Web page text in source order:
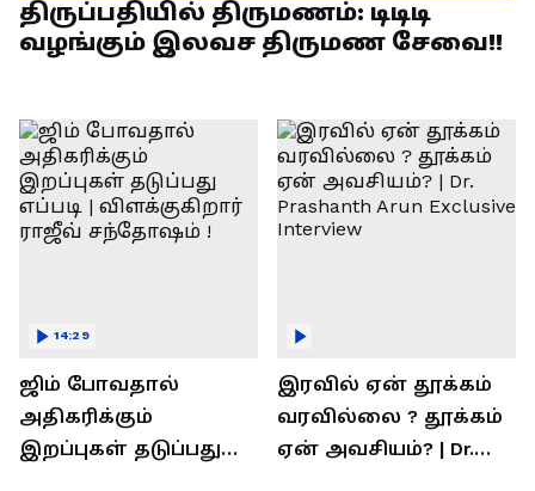
திருப்பதியில் திருமணம்: டிடிடி
வழங்கும் இலவச திருமண சேவை!!
ஜிம் போவதால்
அதிகரிக்கும்
இறப்புகள் தடுப்பது
14:29
இரவில் ஏன் தூக்கம்
வரவில்லை ? தூக்கம்
ஏன் அவசியம்? | Dr.